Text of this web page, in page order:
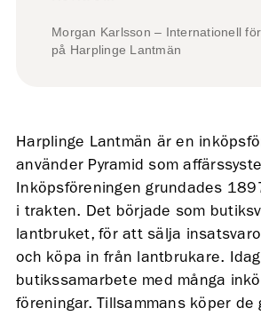
Morgan Karlsson – Internationell
på Harplinge Lantmän
Harplinge Lantmän är en
använder Pyramid som
Inköpsföreningen grundades
i trakten. Det började som
lantbruket, för att sälja
och köpa in från lantbrukare.
butikssamarbete med många
föreningar. Tillsammans köper de